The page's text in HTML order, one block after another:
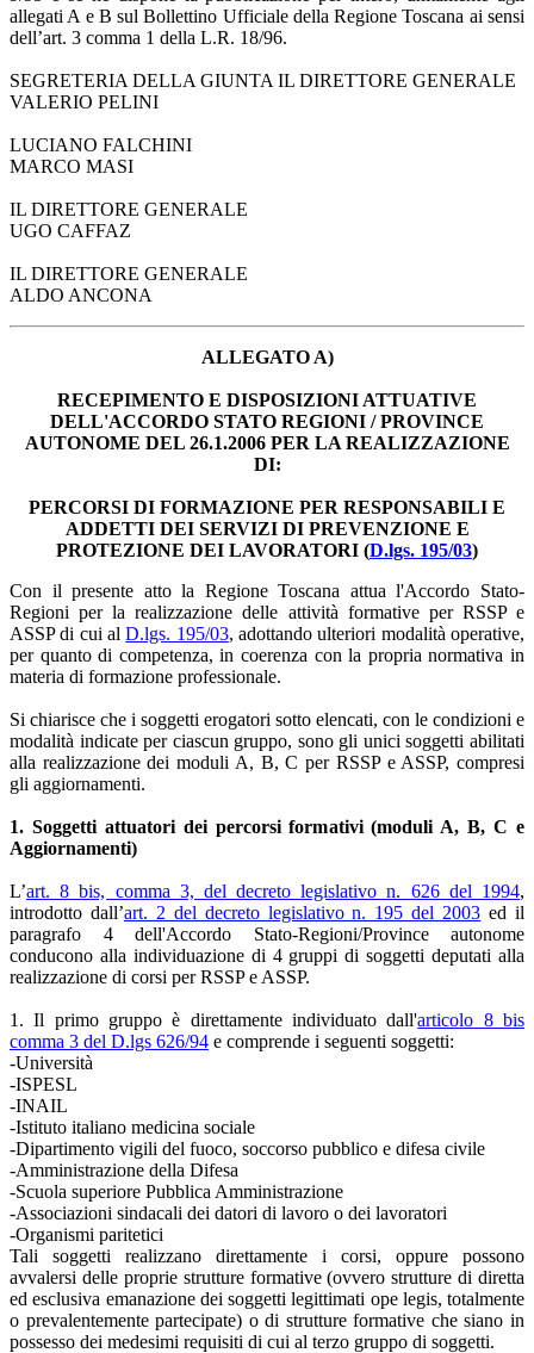
allegati A e B sul Bollettino Ufficiale della Regione Toscana ai sensi
dell’art. 3 comma 1 della L.R. 18/96.
SEGRETERIA DELLA GIUNTA IL DIRETTORE GENERALE
VALERIO PELINI
LUCIANO FALCHINI
MARCO MASI
IL DIRETTORE GENERALE
UGO CAFFAZ
IL DIRETTORE GENERALE
ALDO ANCONA
ALLEGATO A)
RECEPIMENTO E DISPOSIZIONI ATTUATIVE
DELL'ACCORDO STATO REGIONI / PROVINCE
AUTONOME DEL 26.1.2006 PER LA REALIZZAZIONE
DI:
PERCORSI DI FORMAZIONE PER RESPONSABILI E
ADDETTI DEI SERVIZI DI PREVENZIONE E
PROTEZIONE DEI LAVORATORI (D.lgs. 195/03)
Con il presente atto la Regione Toscana attua l'Accordo Stato-
Regioni per la realizzazione delle attività formative per RSSP e
ASSP di cui alD.lgs. 195/03, adottando ulteriori modalità operative,
per quanto di competenza, in coerenza con la propria normativa in
materia di formazione professionale.
Si chiarisce che i soggetti erogatori sotto elencati, con le condizioni e
modalità indicate per ciascun gruppo, sono gli unici soggetti abilitati
alla realizzazione dei moduli A, B, C per RSSP e ASSP, compresi
gli aggiornamenti.
1. Soggetti attuatori dei percorsi formativi (moduli A, B, C e
Aggiornamenti)
L’art. 8 bis, comma 3, del decreto legislativo n. 626 del 1994,
introdotto dall’art. 2 del decreto legislativo n. 195 del 2003 ed il
paragrafo 4 dell'Accordo Stato-Regioni/Province autonome
conducono alla individuazione di 4 gruppi di soggetti deputati alla
realizzazione di corsi per RSSP e ASSP.
1. Il primo gruppo è direttamente individuato dall'articolo 8 bis
comma 3 del D.lgs 626/94 e comprende i seguenti soggetti:
-Università
-ISPESL
-INAIL
-Istituto italiano medicina sociale
-Dipartimento vigili del fuoco, soccorso pubblico e difesa civile
-Amministrazione della Difesa
-Scuola superiore Pubblica Amministrazione
-Associazioni sindacali dei datori di lavoro o dei lavoratori
-Organismi paritetici
Tali soggetti realizzano direttamente i corsi, oppure possono
avvalersi delle proprie strutture formative (ovvero strutture di diretta
ed esclusiva emanazione dei soggetti legittimati ope legis, totalmente
o prevalentemente partecipate) o di strutture formative che siano in
possesso dei medesimi requisiti di cui al terzo gruppo di soggetti.